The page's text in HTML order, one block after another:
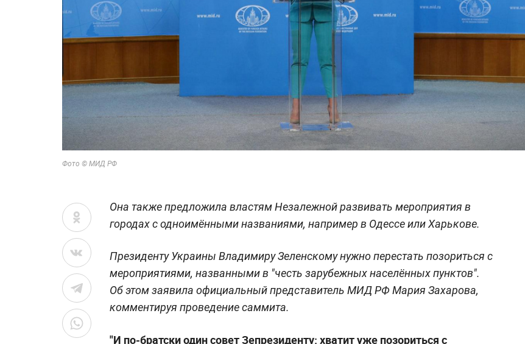
Фото © МИД РФ
Она также предложила властям Незалежной развивать мероприятия в
городах с одноимёнными названиями, например в Одессе или Харькове.
Президенту Украины Владимиру Зеленскому нужно перестать позориться с
мероприятиями, названными в "честь зарубежных населённых пунктов".
Об этом заявила официальный представитель МИД РФ Мария Захарова,
комментируя проведение саммита.
"И по-братски один совет Зепрезиденту: хватит уже позориться с